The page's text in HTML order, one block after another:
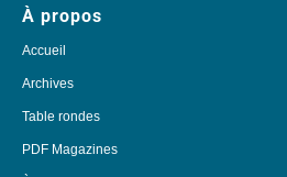
À propos
Accueil
Archives
Table rondes
PDF Magazines